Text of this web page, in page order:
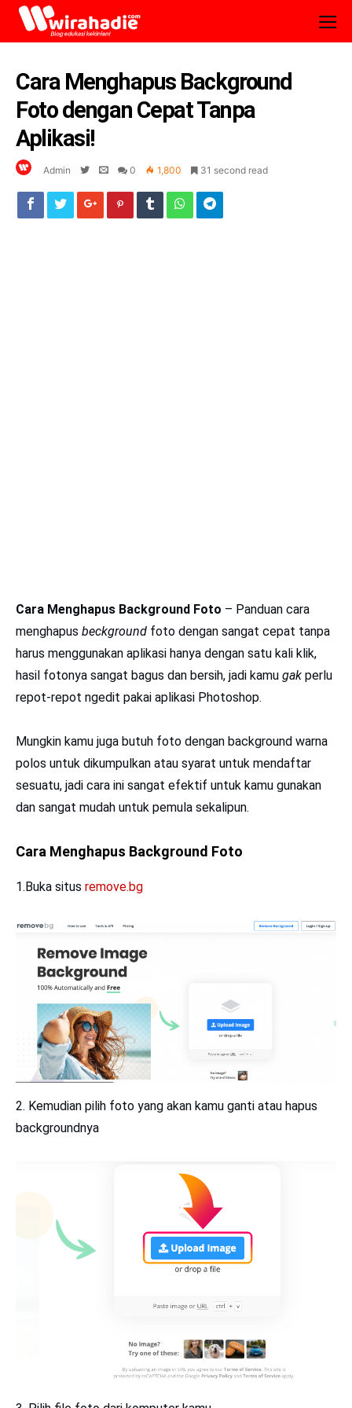
Cara Menghapus Background
Foto dengan Cepat Tanpa
Aplikasi!
Admin 0 1,800 31 second read
Cara Menghapus Background Foto – Panduan cara
menghapus beckground foto dengan sangat cepat tanpa
harus menggunakan aplikasi hanya dengan satu kali klik,
hasil fotonya sangat bagus dan bersih, jadi kamu gak perlu
repot-repot ngedit pakai aplikasi Photoshop.
Mungkin kamu juga butuh foto dengan background warna
polos untuk dikumpulkan atau syarat untuk mendaftar
sesuatu, jadi cara ini sangat efektif untuk kamu gunakan
dan sangat mudah untuk pemula sekalipun.
Cara Menghapus Background Foto
1.Buka situs remove.bg
2. Kemudian pilih foto yang akan kamu ganti atau hapus
backgroundnya